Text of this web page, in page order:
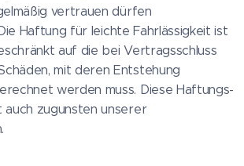
vertrauen dürfen
Haftung für leichte Fahrlässigkeit ist
auf die bei Vertragsschluss
mit deren Entstehung
werden muss. Diese Haftungs-
auch zugunsten unserer